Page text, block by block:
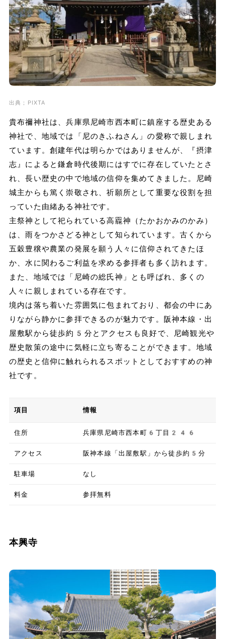
出典；PIXTA
貴布禰神社は、兵庫県尼崎市西本町に鎮座する歴史ある
神社で、地域では「尼のきふねさん」の愛称で親しまれ
ています。創建年代は明らかではありませんが、『摂津
志』によると鎌倉時代後期にはすでに存在していたとさ
れ、長い歴史の中で地域の信仰を集めてきました。尼崎
城主からも篤く崇敬され、祈願所として重要な役割を担
っていた由緒ある神社です。
主祭神として祀られている高龗神（たかおかみのかみ）
は、雨をつかさどる神として知られています。古くから
五穀豊穣や農業の発展を願う人々に信仰されてきたほ
か、水に関わるご利益を求める参拝者も多く訪れます。
また、地域では「尼崎の総氏神」とも呼ばれ、多くの
人々に親しまれている存在です。
境内は落ち着いた雰囲気に包まれており、都会の中にあ
りながら静かに参拝できるのが魅力です。阪神本線・出
屋敷駅から徒歩約5分とアクセスも良好で、尼崎観光や
歴史散策の途中に気軽に立ち寄ることができます。地域
の歴史と信仰に触れられるスポットとしておすすめの神
社です。
項目 情報
住所 兵庫県尼崎市西本町6丁目246
アクセス 阪神本線「出屋敷駅」から徒歩約5分
駐車場 なし
料金 参拝無料
本興寺